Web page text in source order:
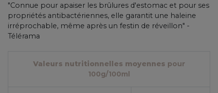
"Connue pour apaiser les brûlures d'estomac et pour ses
propriétés antibactériennes, elle garantit une haleine
irréprochable, même après un festin de réveillon" -
Télérama
Valeurs nutritionnelles moyennes pour
100g/100ml